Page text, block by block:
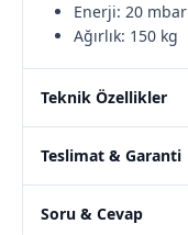
Enerji: 20 mbar
Ağırlık: 150 kg
Teknik Özellikler
Teslimat & Garanti
Soru & Cevap